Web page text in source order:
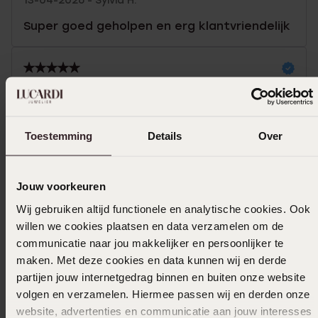
Toestemming Details Over
Jouw voorkeuren
Wij gebruiken altijd functionele en analytische cookies. Ook
willen we cookies plaatsen en data verzamelen om de
communicatie naar jou makkelijker en persoonlijker te
maken. Met deze cookies en data kunnen wij en derde
partijen jouw internetgedrag binnen en buiten onze website
volgen en verzamelen. Hiermee passen wij en derden onze
website, advertenties en communicatie aan jouw interesses
Super goed geholpen en erg klantvriendelijk
27-12-2025 - M S.
Selecteer maat & bestel
Ook leuk voor jou